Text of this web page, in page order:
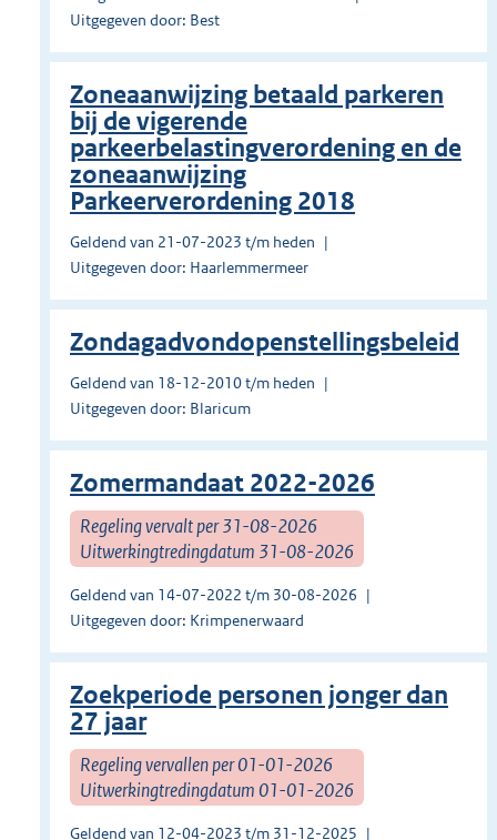
Uitgegeven door: Best
Zoneaanwijzing betaald parkeren
bij de vigerende
parkeerbelastingverordening en de
zoneaanwijzing
Parkeerverordening 2018
Geldend van 21-07-2023 t/m heden
Uitgegeven door: Haarlemmermeer
Zondagadvondopenstellingsbeleid
Geldend van 18-12-2010 t/m heden
Uitgegeven door: Blaricum
Zomermandaat 2022-2026
Regeling vervalt per 31-08-2026
Uitwerkingtredingdatum 31-08-2026
Geldend van 14-07-2022 t/m 30-08-2026
Uitgegeven door: Krimpenerwaard
Zoekperiode personen jonger dan
27 jaar
Regeling vervallen per 01-01-2026
Uitwerkingtredingdatum 01-01-2026
Geldend van 12-04-2023 t/m 31-12-2025